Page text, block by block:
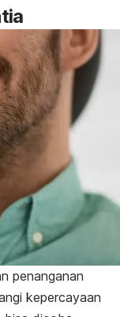
penanganan
kepercayaan